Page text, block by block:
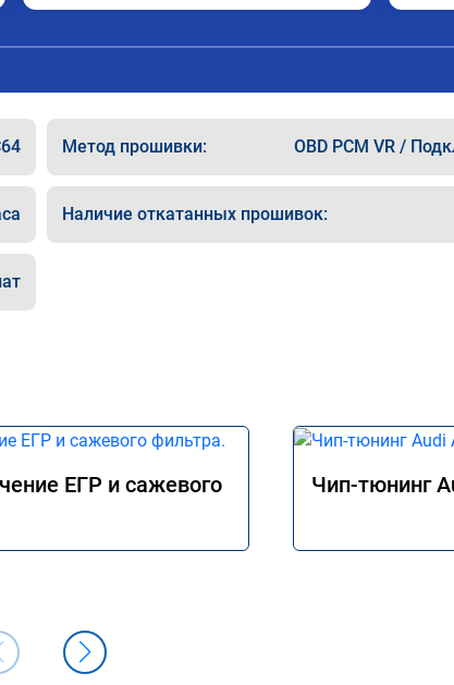
Метод прошивки: OBD PCM VR /
Наличие откатанных прошивок:
ЕГР и сажевого
Чип-тюнинг